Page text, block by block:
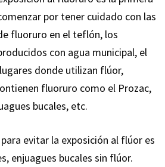
por tener cuidado con las
fluoruro en el teflón, los
con agua municipal, el
donde utilizan flúor,
fluoruro como el Prozac,
bucales, etc.
evitar la exposición al flúor es
enjuagues bucales sin flúor.